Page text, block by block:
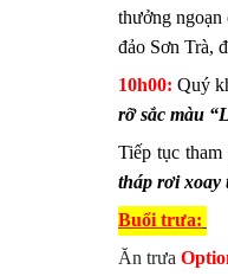
thưởng ngoạn
đảo Sơn Trà,
10h00: Quý
rỡ sắc màu
Tiếp tục tham
tháp rơi xoay
Buổi trưa:
Ăn trưa